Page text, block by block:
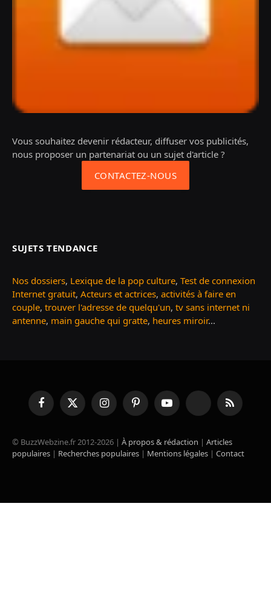
Vous souhaitez devenir rédacteur, diffuser vos publicités,
nous proposer un partenariat ou un sujet d'article ?
CONTACTEZ-NOUS
SUJETS TENDANCE
Nos dossiers, Lexique de la pop culture, Test de connexion
Internet gratuit, Acteurs et actrices, activités à faire en
couple, trouver l'adresse de quelqu'un, tv sans internet ni
antenne, main gauche qui gratte, heures miroir...
FacebookX
(Twitter)
InstagramPinterestYouTube TikTok RSS
© BuzzWebzine.fr 2012-2026 | À propos & rédaction | Articles
populaires | Recherches populaires | Mentions légales | Contact